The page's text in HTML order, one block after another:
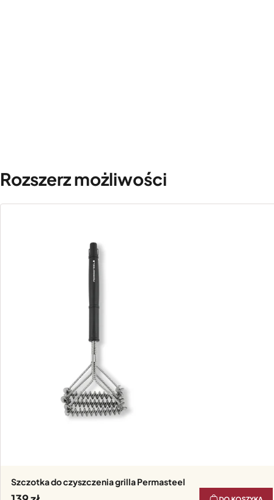
Rozszerz możliwości
Szczotka do czyszczenia grilla Permasteel